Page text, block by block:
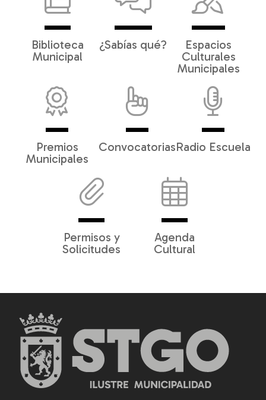
Biblioteca
Municipal
¿Sabías qué?
Espacios
Culturales
Municipales
Premios
Municipales
ConvocatoriasRadio Escuela
Permisos y
Solicitudes
Agenda
Cultural